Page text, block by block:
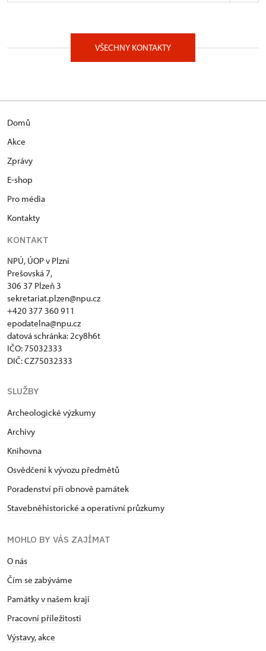
Prešovská 171/7, Plzeň 30100
VŠECHNY KONTAKTY
Domů
Akce
Zprávy
E-shop
Pro média
Kontakty
KONTAKT
NPÚ, ÚOP v Plzni
Prešovská 7,
306 37 Plzeň 3
sekretariat.plzen@npu.cz
+420 377 360 911
epodatelna@npu.cz
datová schránka: 2cy8h6t​
IČO: 75032333
DIČ: CZ75032333
SLUŽBY
Archeologické výzkumy
Archivy
Knihovna
Osvědčení k vývozu předmětů
Poradenství při obnově památek
Stavebněhistorické a operativní průzkumy
MOHLO BY VÁS ZAJÍMAT
O nás
Čím se zabýváme
Památky v našem kraji
Pracovní příležitosti
Výstavy, akce